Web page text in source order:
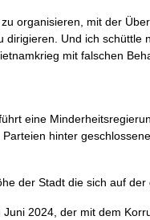
organisieren, mit der
dirigieren. Und ich
mit falschen
eine
hinter
der Stadt die sich auf
2024, der mit dem